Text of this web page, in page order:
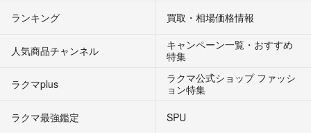
ランキング 買取・相場価格情報
人気商品チャンネル
キャンペーン一覧・おすすめ
特集
ラクマplus
ラクマ公式ショップ ファッシ
ョン特集
ラクマ最強鑑定
SPU